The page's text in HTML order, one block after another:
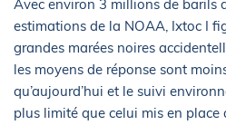
Avec environ 3 millions de barils
estimations de la NOAA, Ixtoc I
grandes marées noires
les moyens de réponse sont
qu’aujourd’hui et le suivi
plus limité que celui mis en